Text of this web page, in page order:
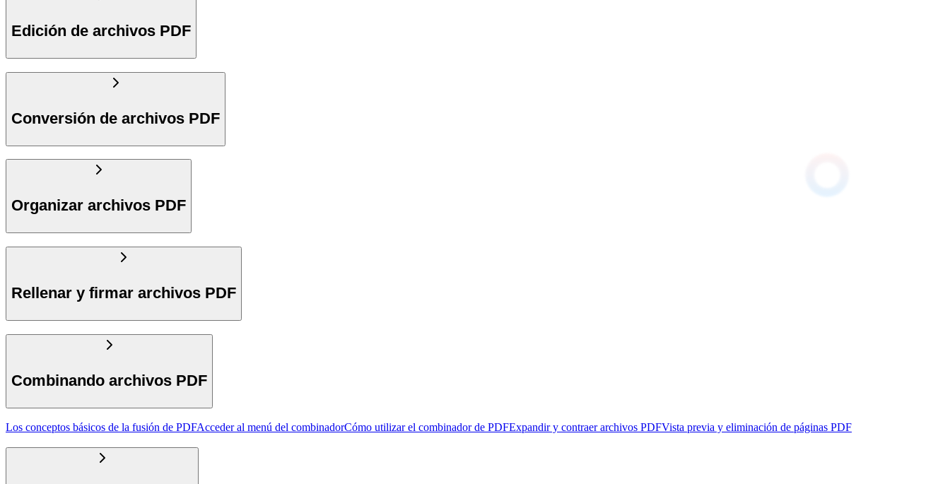
Edición de archivos PDF
Conversión de archivos PDF
Organizar archivos PDF
Rellenar y firmar archivos PDF
Combinando archivos PDF
Los conceptos básicos de la fusión de PDFAcceder al menú del combinadorCómo utilizar el combinador de PDFExpandir y contraer archivos PDFVista previa y eliminación de páginas PDF